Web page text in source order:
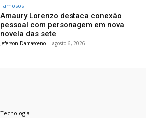
Famosos
Amaury Lorenzo destaca conexão
pessoal com personagem em nova
novela das sete
Jeferson Damasceno - agosto 6, 2026
Tecnologia